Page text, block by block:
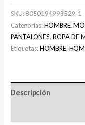
SKU: 8050194993529-1
Categorías:HOMBRE,
PANTALONES,ROPA DE
Etiquetas:HOMBRE,
Descripción